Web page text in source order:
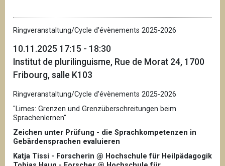
Ringveranstaltung/Cycle d'évènements 2025-2026
10.11.2025 17:15 - 18:30
Institut de plurilinguisme, Rue de Morat 24, 1700
Fribourg, salle K103
Ringveranstaltung/Cycle d'évènements 2025-2026
"Limes: Grenzen und Grenzüberschreitungen beim
Sprachenlernen"
Zeichen unter Prüfung - die Sprachkompetenzen in
Gebärdensprachen evaluieren
Katja Tissi - Forscherin @ Hochschule für Heilpädagogik